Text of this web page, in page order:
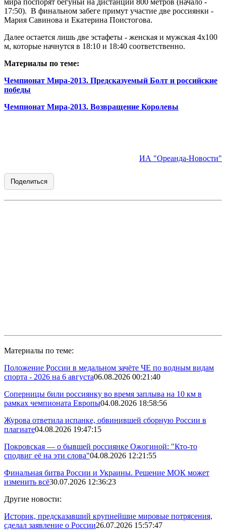
мира поспорят бегуньи на дистанции 800 метров (начало -
17:50). В финальном забеге примут участие две россиянки -
Мария Савинова и Екатерина Поистогова.
Далее остается лишь две эстафеты - женская и мужская 4x100
м, которые начнутся в 18:10 и 18:40 соответственно.
Материалы по теме:
Чемпионат Мира-2013. Предсказуемый Болт и российские
победы
Чемпионат Мира-2013. Возвращение Королевы
ИА "Ореанда-Новости"
Поделиться
Материалы по теме:
Положение России в медальном зачёте ЧЕ по водным видам
спорта - 2026 на 6 августа06.08.2026 00:21:40
Соперницы били россиянку во время заплыва на 10 км в
рамках чемпионата Европы04.08.2026 18:58:56
Журова ответила испанке, обвинившей сборную России в
плагиате04.08.2026 19:47:15
Покровская — о бывшей россиянке Ожогиной: "Кто-то
сподвиг её на эти слова"04.08.2026 12:21:55
Финальная битва России и Украины. Решение МОК может
изменить всё30.07.2026 12:36:23
Другие новости:
Историк, предсказавший крупнейшие мировые потрясения,
сделал заявление о России26.07.2026 15:57:47